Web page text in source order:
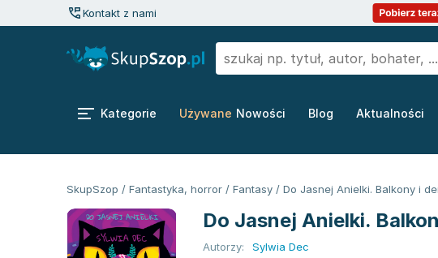
Kontakt z nami
Kategorie Używane Nowości Blog Aktualności
SkupSzop / Fantastyka, horror / Fantasy / Do Jasnej Anielki. Balkony i
Do Jasnej Anielki.
Autorzy: Sylwia Dec